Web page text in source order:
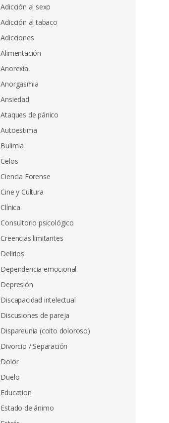
Adicción al sexo
Adicción al tabaco
Adicciones
Alimentación
Anorexia
Anorgasmia
Ansiedad
Ataques de pánico
Autoestima
Bulimia
Celos
Ciencia Forense
Cine y Cultura
Clínica
Consultorio psicológico
Creencias limitantes
Delirios
Dependencia emocional
Depresión
Discapacidad intelectual
Discusiones de pareja
Dispareunia (coito doloroso)
Divorcio / Separación
Dolor
Duelo
Education
Estado de ánimo